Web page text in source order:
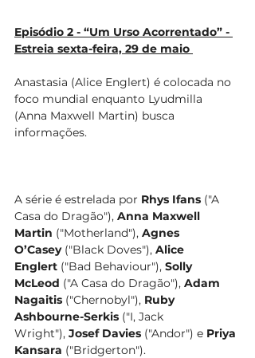
Episódio 2 - “Um Urso Acorrentado” -
Estreia sexta-feira, 29 de maio
Anastasia (Alice Englert) é colocada no
foco mundial enquanto Lyudmilla
(Anna Maxwell Martin) busca
informações.
A série é estrelada por Rhys Ifans ("A
Casa do Dragão"), Anna Maxwell
Martin ("Motherland"), Agnes
O’Casey ("Black Doves"), Alice
Englert ("Bad Behaviour"), Solly
McLeod ("A Casa do Dragão"), Adam
Nagaitis ("Chernobyl"), Ruby
Ashbourne-Serkis ("I, Jack
Wright"), Josef Davies ("Andor") e Priya
Kansara ("Bridgerton").